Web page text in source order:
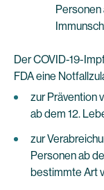
Personen
Der COVID-19-
FDA eine
zur Prävention
ab dem 12.
zur
Personen ab
bestimmte Art